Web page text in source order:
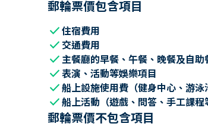
郵輪票價包含項目
check住宿費用
check 交通費用
check主餐廳的早餐、午餐、晚餐及自助
check表演、活動等娛樂項目
check船上設施使用費（健身中心、游泳
check船上活動（遊戲、問答、手工課程
郵輪票價不包含項目